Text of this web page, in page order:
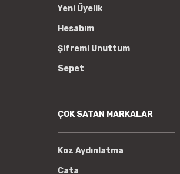
Yeni Üyelik
Hesabım
Şifremi Unuttum
Sepet
ÇOK SATAN MARKALAR
Koz Aydınlatma
Cata